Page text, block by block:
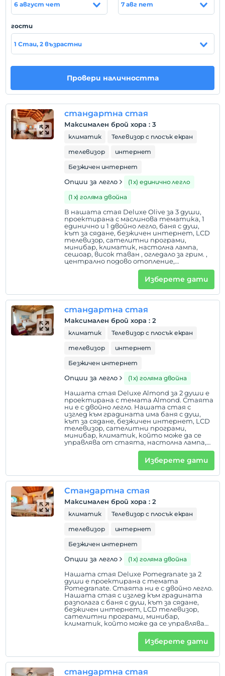
Покажи на
Правила на хотела
Преди 11:00
домашен любимец
Забранено за домашни любимци
стаи за непушачи
това съоръжение.
6 август чет 7 авг пет
гости
1 Стаи, 2 възрастни
Провери наличността
стандартна стая
Максимален брой хора : 3
климатик
Телевизор с плосък екран
телевизор
интернет
Безжичен интернет
Опции за легло
(1 х) единично легло
(1 х) голяма двойна
В нашата стая Deluxe Olive за 3 души,
проектирана с маслинова тематика, 1
единично и 1 двойно легло, баня с душ,
кът за сядане, безжичен интернет, LCD
телевизор, сателитни програми,
минибар, климатик, настолна лампа,
сешоар, висок таван , огледало за грим. ,
централно подово отопление,
комарници, термокана. В нашите стаи
няма допълнителни легла и не се пуши.
Изберете дати
стандартна стая
Максимален брой хора : 2
климатик
Телевизор с плосък екран
телевизор
интернет
Безжичен интернет
Опции за легло (1 х) голяма двойна
Нашата стая Deluxe Almond за 2 души е
проектирана с темата Almond. Стаята
ни е с двойно легло. Нашата стая с
изглед към градината има баня с душ,
кът за сядане, безжичен интернет, LCD
телевизор, сателитни програми,
минибар, климатик, който може да се
управлява от стаята, настолна лампа,
сешоар, висок таван, огледало за грим,
подово отопление, комарници, бойлер. В
нашите стаи няма допълнителни легла
Изберете дати
Стандартна стая
Максимален брой хора : 2
климатик
Телевизор с плосък екран
телевизор
интернет
Безжичен интернет
Опции за легло (1 х) голяма двойна
Нашата стая Deluxe Pomegranate за 2
души е проектирана с темата
Pomegranate. Стаята ни е с двойно легло.
Нашата стая с изглед към градината
разполага с баня с душ, кът за сядане,
безжичен интернет, LCD телевизор,
сателитни програми, минибар,
климатик, който може да се управлява
от стаята, настолна лампа, сешоар,
висок таван, огледало за грим, подово
отопление, комарници, бойлер. В
нашите стаи няма допълнителни легла
и не се пуши.
Изберете дати
стандартна стая